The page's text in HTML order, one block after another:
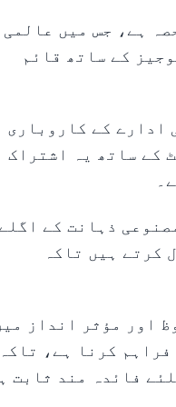
ہے، جس میں عالمی
کے ساتھ قائم
ادارے کے کاروباری
کے ساتھ یہ اشتراک
ذہانت کے
کرتے ہیں تاکہ
اور مؤثر انداز
فراہم کرنا ہے،
فائدہ مند ثابت